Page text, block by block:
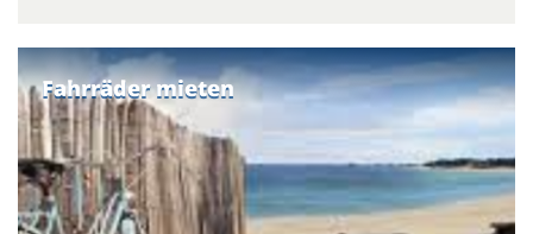
Fahrräder mieten